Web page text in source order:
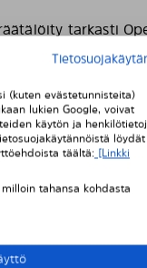
tarkasti
autosi
pitkäikäisen
pitäen
kalvoa – helppo
paitsi
käytännöllistä
TÜV-testattuja ja -
Yli
saa
(kuten evästetunnisteita)
lukien Google, voivat
käytön ja
löydät
täältä: [Linkki
tahansa kohdasta